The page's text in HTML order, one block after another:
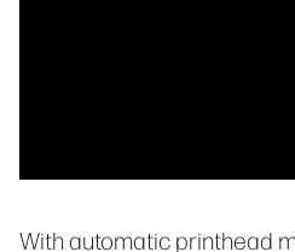
With automatic printhead